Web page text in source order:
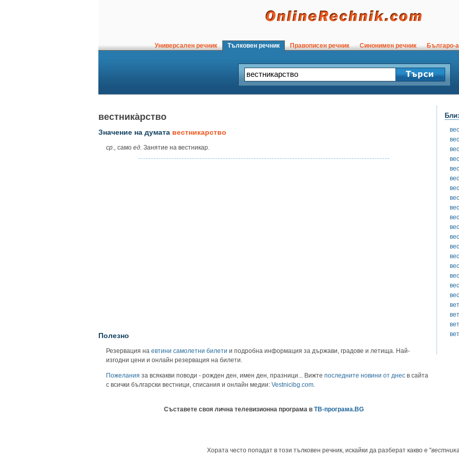
Универсален речник Тълковен речник Правописен речник Синонимен речник Българо-
вестника̀рство
Значение на думата вестникарство
ср., само ед. Занятие на вестникар.
Полезно
Резервация на евтини самолетни билети и подробна информация за държави, градове и летища. Най-
изгодни цени и онлайн резервация на билети.
Пожелания за всякакви поводи - рожден ден, имен ден, празници... Вижте последните новини от днес в сайта
с всички български вестници, списания и онлайн медии: Vestnicibg.com
Съставете своя лична телевизионна програма в ТВ-програма.BG
вет
Хората често попадат в този тълковен речник, искайки да разберат какво е "